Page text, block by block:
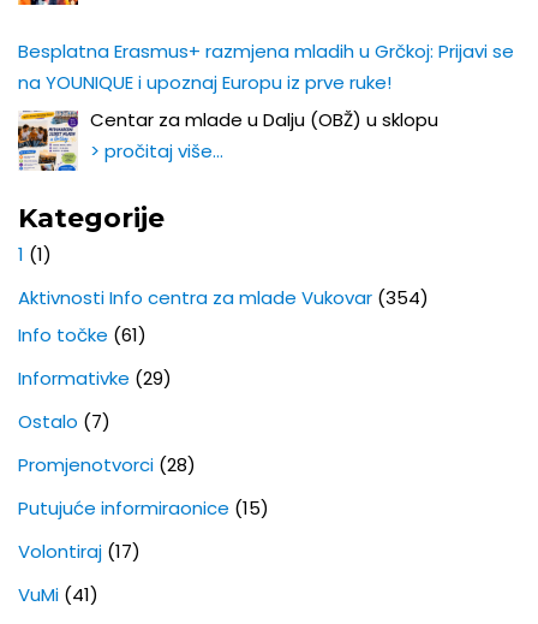
Besplatna Erasmus+ razmjena mladih u Grčkoj: Prijavi se
na YOUNIQUE i upoznaj Europu iz prve ruke!
Centar za mlade u Dalju (OBŽ) u sklopu
> pročitaj više…
Kategorije
1 (1)
Aktivnosti Info centra za mlade Vukovar (354)
Info točke (61)
Informativke (29)
Ostalo (7)
Promjenotvorci (28)
Putujuće informiraonice (15)
Volontiraj (17)
VuMi (41)